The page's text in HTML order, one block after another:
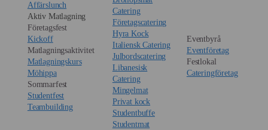
Affärslunch
Aktiv Matlagning
Företagsfest
Kickoff
Matlagningsaktivitet
Matlagningskurs
Möhippa
Sommarfest
Studentfest
Teambuilding
Catering
Företagscatering
Hyra Kock
Italiensk Catering
Julbordscatering
Libanesisk
Catering
Mingelmat
Privat kock
Studentbuffe
Studentmat
Eventbyrå
Eventföretag
Festlokal
Cateringföretag